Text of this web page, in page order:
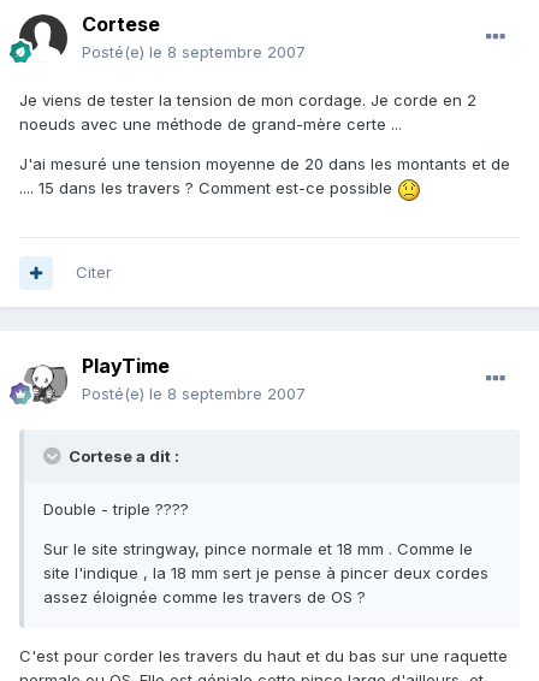
Cortese
Posté(e) le 8 septembre 2007
Je viens de tester la tension de mon cordage. Je corde en 2
noeuds avec une méthode de grand-mère certe ...
J'ai mesuré une tension moyenne de 20 dans les montants et de
.... 15 dans les travers ? Comment est-ce possible
Citer
PlayTime
Posté(e) le 8 septembre 2007
Cortese a dit :
Double - triple ????
Sur le site stringway, pince normale et 18 mm . Comme le
site l'indique , la 18 mm sert je pense à pincer deux cordes
assez éloignée comme les travers de OS ?
C'est pour corder les travers du haut et du bas sur une raquette